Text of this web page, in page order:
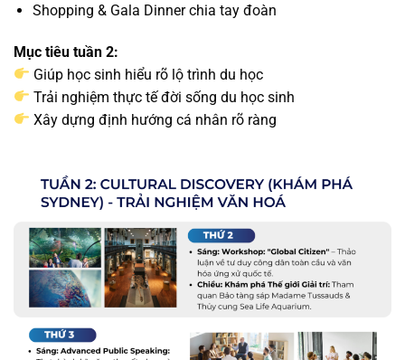
Shopping & Gala Dinner chia tay đoàn
Mục tiêu tuần 2:
Giúp học sinh hiểu rõ lộ trình du học
Trải nghiệm thực tế đời sống du học sinh
Xây dựng định hướng cá nhân rõ ràng